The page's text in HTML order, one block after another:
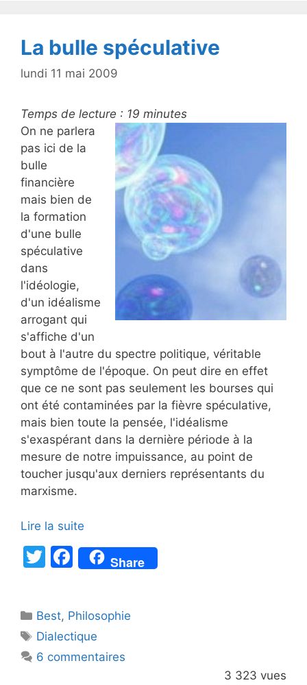
La bulle spéculative
lundi 11 mai 2009
Temps de lecture : 19 minutes
On ne parlera
pas ici de la
bulle
financière
mais bien de
la formation
d'une bulle
spéculative
dans
l'idéologie,
d'un idéalisme
arrogant qui
s'affiche d'un
bout à l'autre du spectre politique, véritable
symptôme de l'époque. On peut dire en effet
que ce ne sont pas seulement les bourses qui
ont été contaminées par la fièvre spéculative,
mais bien toute la pensée, l'idéalisme
s'exaspérant dans la dernière période à la
mesure de notre impuissance, au point de
toucher jusqu'aux derniers représentants du
marxisme.
Lire la suite
T
er
F
a
e
b
o
Share
Catégories
Best, Philosophie
Étiquettes
Dialectique
6 commentaires
3 323 vues